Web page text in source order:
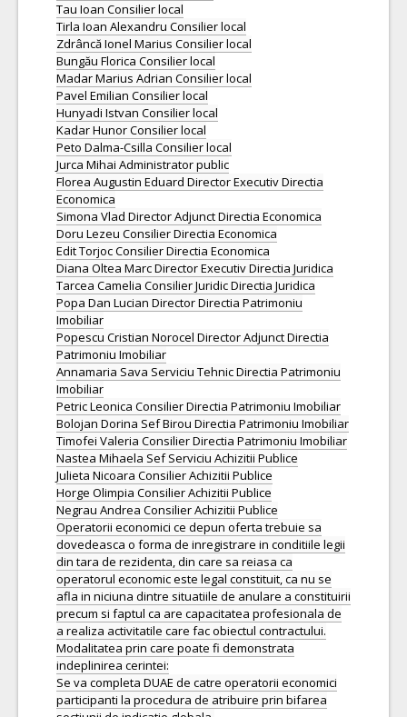
Tau Ioan Consilier local
Tirla Ioan Alexandru Consilier local
Zdrâncă Ionel Marius Consilier local
Bungău Florica Consilier local
Madar Marius Adrian Consilier local
Pavel Emilian Consilier local
Hunyadi Istvan Consilier local
Kadar Hunor Consilier local
Peto Dalma-Csilla Consilier local
Jurca Mihai Administrator public
Florea Augustin Eduard Director Executiv Directia
Economica
Simona Vlad Director Adjunct Directia Economica
Doru Lezeu Consilier Directia Economica
Edit Torjoc Consilier Directia Economica
Diana Oltea Marc Director Executiv Directia Juridica
Tarcea Camelia Consilier Juridic Directia Juridica
Popa Dan Lucian Director Directia Patrimoniu
Imobiliar
Popescu Cristian Norocel Director Adjunct Directia
Patrimoniu Imobiliar
Annamaria Sava Serviciu Tehnic Directia Patrimoniu
Imobiliar
Petric Leonica Consilier Directia Patrimoniu Imobiliar
Bolojan Dorina Sef Birou Directia Patrimoniu Imobiliar
Timofei Valeria Consilier Directia Patrimoniu Imobiliar
Nastea Mihaela Sef Serviciu Achizitii Publice
Julieta Nicoara Consilier Achizitii Publice
Horge Olimpia Consilier Achizitii Publice
Negrau Andrea Consilier Achizitii Publice
Operatorii economici ce depun oferta trebuie sa
dovedeasca o forma de inregistrare in conditiile legii
din tara de rezidenta, din care sa reiasa ca
operatorul economic este legal constituit, ca nu se
afla in niciuna dintre situatiile de anulare a constituirii
precum si faptul ca are capacitatea profesionala de
a realiza activitatile care fac obiectul contractului.
Modalitatea prin care poate fi demonstrata
indeplinirea cerintei:
Se va completa DUAE de catre operatorii economici
participanti la procedura de atribuire prin bifarea